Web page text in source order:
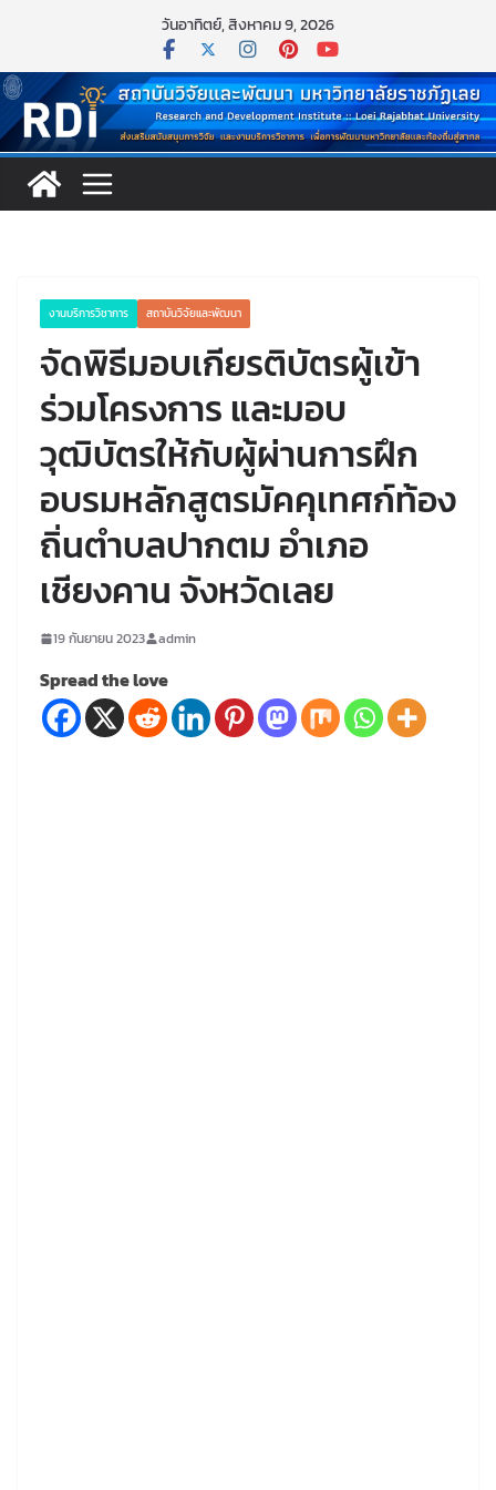
content
วันอาทิตย์, สิงหาคม 9, 2026
งานบริการวิชาการ สถาบันวิจัยและพัฒนา
จัดพิธีมอบเกียรติบัตรผู้เข้า
ร่วมโครงการ และมอบ
วุฒิบัตรให้กับผู้ผ่านการฝึก
อบรมหลักสูตรมัคคุเทศก์ท้อง
ถิ่นตำบลปากตม อำเภอ
เชียงคาน จังหวัดเลย
19 กันยายน 2023 admin
Spread the love